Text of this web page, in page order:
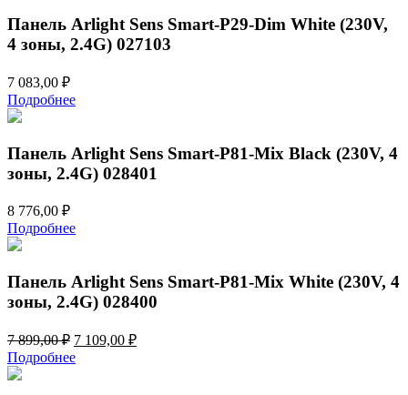
Панель Arlight Sens Smart-P29-Dim White (230V,
4 зоны, 2.4G) 027103
7 083,00 ₽
Подробнее
Панель Arlight Sens Smart-P81-Mix Black (230V, 4
зоны, 2.4G) 028401
8 776,00 ₽
Подробнее
Панель Arlight Sens Smart-P81-Mix White (230V, 4
зоны, 2.4G) 028400
7 899,00₽ Первоначальная
цена
составляла
7 109,00 ₽Текущая
Подробнее